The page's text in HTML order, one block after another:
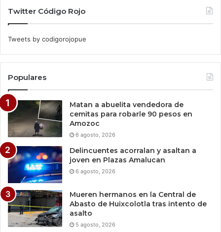
Twitter Código Rojo
Tweets by codigorojopue
Populares
Matan a abuelita vendedora de
cemitas para robarle 90 pesos en
Amozoc
6 agosto, 2026
Delincuentes acorralan y asaltan a
joven en Plazas Amalucan
6 agosto, 2026
Mueren hermanos en la Central de
Abasto de Huixcolotla tras intento de
asalto
5 agosto, 2026